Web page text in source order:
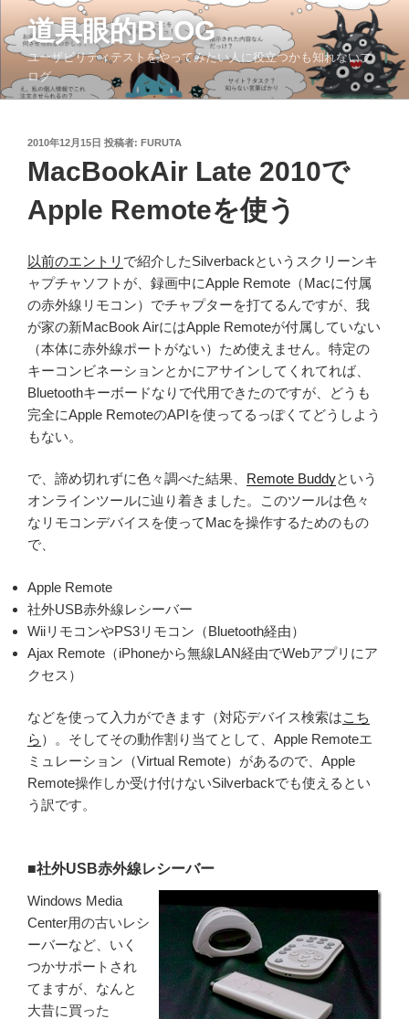
ン
テ
ツ
道具眼的BLOG
ユーザビリティテストをやってみたい人に役立つかも知れないブ
ログ
投
日:
2010年12月15日 投稿者: FURUTA
MacBookAir Late 2010で
Apple Remoteを使う
以前のエントリ で紹介したSilverbackというスクリーンキ
ャプチャソフトが、録画中にApple Remote（Macに付属
の赤外線リモコン）でチャプターを打てるんですが、我
が家の新MacBook AirにはApple Remoteが付属していない
（本体に赤外線ポートがない）ため使えません。特定の
キーコンビネーションとかにアサインしてくれてれば、
Bluetoothキーボードなりで代用できたのですが、どうも
完全にApple RemoteのAPIを使ってるっぽくてどうしよう
もない。
で、諦め切れずに色々調べた結果、 Remote Buddyという
オンラインツールに辿り着きました。このツールは色々
なリモコンデバイスを使ってMacを操作するためのもの
で、
Apple Remote
社外USB赤外線レシーバー
WiiリモコンやPS3リモコン（Bluetooth経由）
Ajax Remote（iPhoneから無線LAN経由でWebアプリにア
クセス）
などを使って入力ができます（対応デバイス検索はこち
ら ）。そしてその動作割り当てとして、Apple Remoteエ
ミュレーション（Virtual Remote）があるので、Apple
Remote操作しか受け付けないSilverbackでも使えるとい
う訳です。
■社外USB赤外線レシーバー
Windows Media
Center用の古いレシ
ーバーなど、いく
つかサポートされ
てますが、なんと
大昔に買った